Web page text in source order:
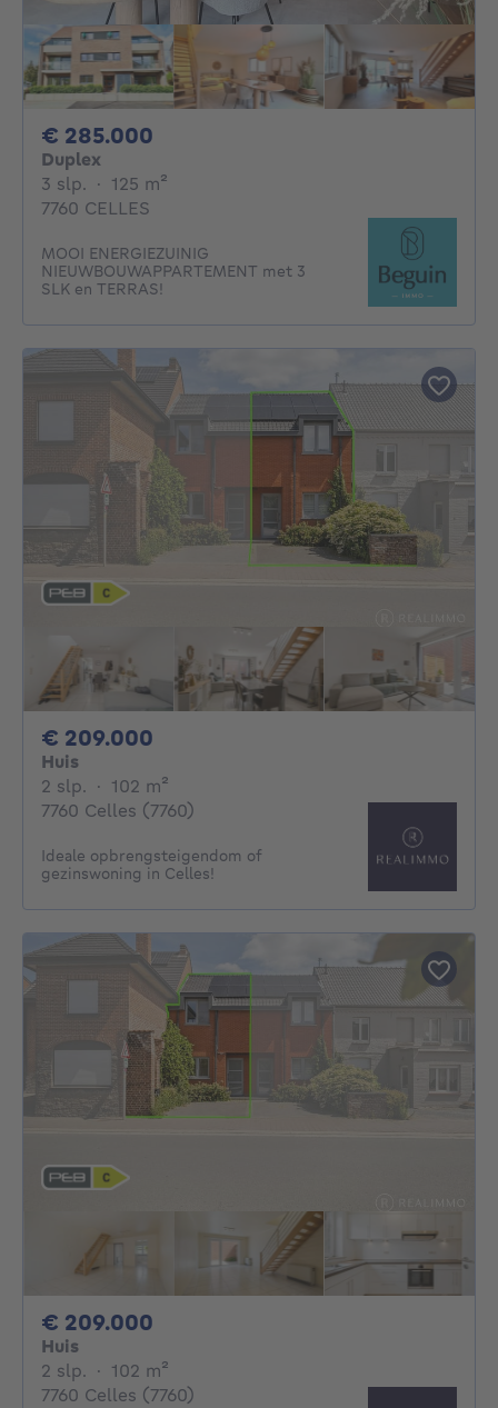
€ 285.000
Duplex
3 slp. 3 slaapkamers
· 125 m²
7760 CELLES
MOOI ENERGIEZUINIG
NIEUWBOUWAPPARTEMENT met 3
SLK en TERRAS!
€ 209.000
Huis
2 slp. 2 slaapkamers
· 102 m²
7760 Celles (7760)
Ideale opbrengsteigendom of
gezinswoning in Celles!
€ 209.000
Huis
2 slp. 2 slaapkamers
· 102 m²
7760 Celles (7760)